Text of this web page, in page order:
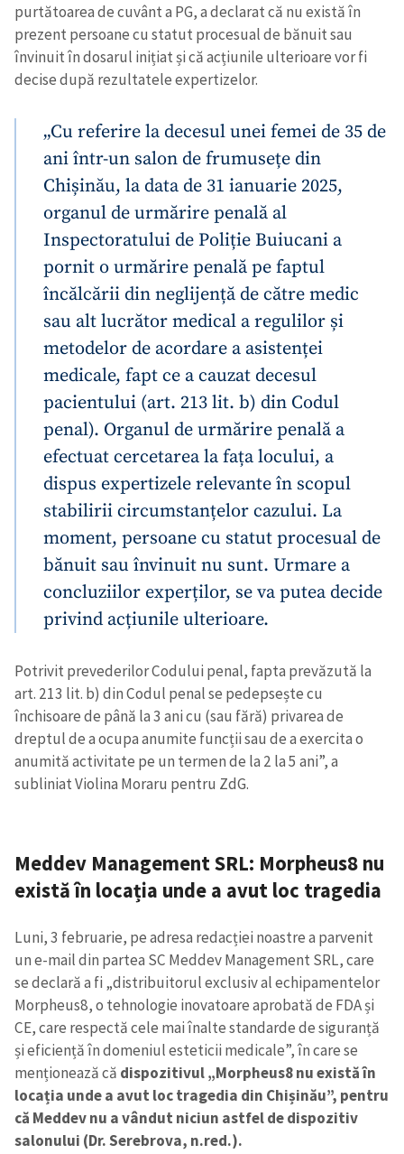
Trimite o informație
Despre ZdG
in English
на русском
purtătoarea de cuvânt a PG, a declarat că nu există în
prezent persoane cu statut procesual de bănuit sau
învinuit în dosarul inițiat și că acțiunile ulterioare vor fi
decise după rezultatele expertizelor.
„Cu referire la decesul unei femei de 35 de
ani într-un salon de frumusețe din
Chișinău, la data de 31 ianuarie 2025,
organul de urmărire penală al
Inspectoratului de Poliție Buiucani a
pornit o urmărire penală pe faptul
încălcării din neglijență de către medic
sau alt lucrător medical a regulilor și
metodelor de acordare a asistenței
medicale, fapt ce a cauzat decesul
pacientului (art. 213 lit. b) din Codul
penal). Organul de urmărire penală a
efectuat cercetarea la fața locului, a
dispus expertizele relevante în scopul
stabilirii circumstanțelor cazului. La
moment, persoane cu statut procesual de
bănuit sau învinuit nu sunt. Urmare a
concluziilor experților, se va putea decide
privind acțiunile ulterioare.
Potrivit prevederilor Codului penal, fapta prevăzută la
art. 213 lit. b) din Codul penal se pedepsește cu
închisoare de până la 3 ani cu (sau fără) privarea de
dreptul de a ocupa anumite funcții sau de a exercita o
anumită activitate pe un termen de la 2 la 5 ani”, a
subliniat Violina Moraru pentru ZdG.
Meddev Management SRL: Morpheus8 nu
există în locația unde a avut loc tragedia
Luni, 3 februarie, pe adresa redacției noastre a parvenit
un e-mail din partea SC Meddev Management SRL, care
se declară a fi „distribuitorul exclusiv al echipamentelor
Morpheus8, o tehnologie inovatoare aprobată de FDA și
CE, care respectă cele mai înalte standarde de siguranță
și eficiență în domeniul esteticii medicale”, în care se
menționează că dispozitivul „Morpheus8 nu există în
locația unde a avut loc tragedia din Chișinău”, pentru
că Meddev nu a vândut niciun astfel de dispozitiv
salonului (Dr. Serebrova, n.red.).